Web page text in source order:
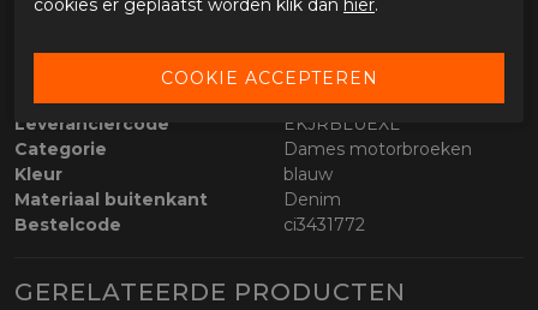
STRETCH
Merk
Motogirl
Leveranciercode
EKJRBLUEXL
Categorie
Dames motorbroeken
Kleur
blauw
Materiaal buitenkant
Denim
Bestelcode
ci3431772
GERELATEERDE PRODUCTEN
cookies er geplaatst worden klik dan hier.